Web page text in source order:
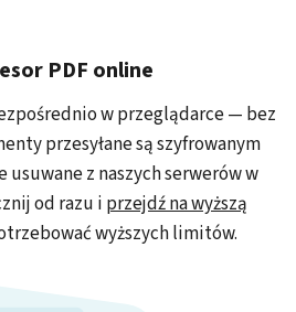
PDF online
w przeglądarce — bez
przesyłane są szyfrowanym
usuwane z naszych serwerów w
od razu i przejdź na wyższą
wyższych limitów.